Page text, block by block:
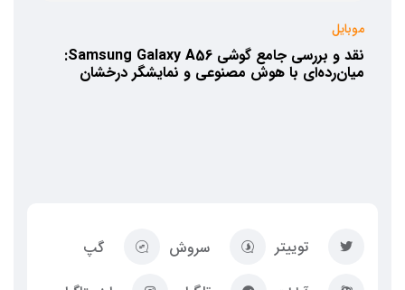
موبایل
نقد و بررسی جامع گوشی Samsung Galaxy A56:
میان‌رده‌ای با هوش مصنوعی و نمایشگر درخشان
توییتر سروش
گپ